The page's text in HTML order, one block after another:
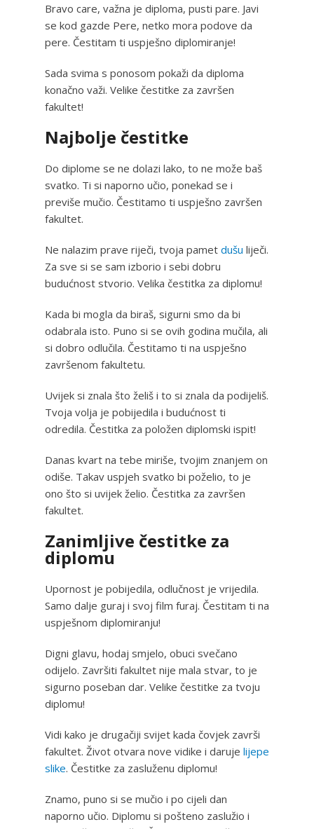
Bravo care, važna je diploma, pusti pare. Javi
se kod gazde Pere, netko mora podove da
pere. Čestitam ti uspješno diplomiranje!
Sada svima s ponosom pokaži da diploma
konačno važi. Velike čestitke za završen
fakultet!
Najbolje čestitke
Do diplome se ne dolazi lako, to ne može baš
svatko. Ti si naporno učio, ponekad se i
previše mučio. Čestitamo ti uspješno završen
fakultet.
Ne nalazim prave riječi, tvoja pamet dušu liječi.
Za sve si se sam izborio i sebi dobru
budućnost stvorio. Velika čestitka za diplomu!
Kada bi mogla da biraš, sigurni smo da bi
odabrala isto. Puno si se ovih godina mučila, ali
si dobro odlučila. Čestitamo ti na uspješno
završenom fakultetu.
Uvijek si znala što želiš i to si znala da podijeliš.
Tvoja volja je pobijedila i budućnost ti
odredila. Čestitka za položen diplomski ispit!
Danas kvart na tebe miriše, tvojim znanjem on
odiše. Takav uspjeh svatko bi poželio, to je
ono što si uvijek želio. Čestitka za završen
fakultet.
Zanimljive čestitke za
diplomu
Upornost je pobijedila, odlučnost je vrijedila.
Samo dalje guraj i svoj film furaj. Čestitam ti na
uspješnom diplomiranju!
Digni glavu, hodaj smjelo, obuci svečano
odijelo. Završiti fakultet nije mala stvar, to je
sigurno poseban dar. Velike čestitke za tvoju
diplomu!
Vidi kako je drugačiji svijet kada čovjek završi
fakultet. Život otvara nove vidike i daruje lijepe
slike. Čestitke za zasluženu diplomu!
Znamo, puno si se mučio i po cijeli dan
naporno učio. Diplomu si pošteno zaslužio i